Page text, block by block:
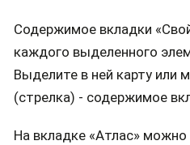
Содержимое вкладки
каждого выделенного
Выделите в ней карту или
(стрелка) - содержимое
На вкладке «Атлас»